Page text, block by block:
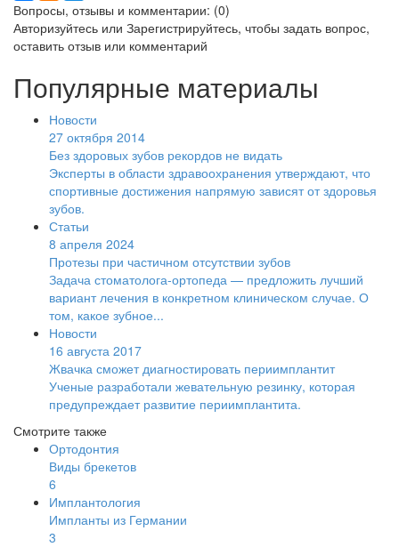
Вопросы, отзывы и комментарии: (0)
Авторизуйтесь или Зарегистрируйтесь, чтобы задать вопрос,
оставить отзыв или комментарий
Популярные материалы
Новости
27 октября 2014
Без здоровых зубов рекордов не видать
Эксперты в области здравоохранения утверждают, что
спортивные достижения напрямую зависят от здоровья
зубов.
Статьи
8 апреля 2024
Протезы при частичном отсутствии зубов
Задача стоматолога-ортопеда — предложить лучший
вариант лечения в конкретном клиническом случае. О
том, какое зубное...
Новости
16 августа 2017
Жвачка сможет диагностировать периимплантит
Ученые разработали жевательную резинку, которая
предупреждает развитие периимплантита.
Смотрите также
Ортодонтия
Виды брекетов
6
Имплантология
Импланты из Германии
3